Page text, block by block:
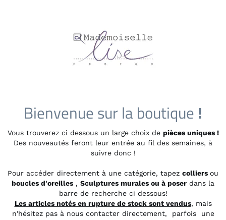
Bienvenue sur la boutique !
Vous trouverez ci dessous un large choix de pièces uniques !
Des nouveautés feront leur entrée au fil des semaines, à
suivre donc !
Pour accéder directement à une catégorie, tapez colliers ou
boucles d'oreilles , Sculptures murales ou à poser dans la
barre de recherche ci dessous!
Les articles notés en rupture de stock sont vendus, mais
n'hésitez pas à nous contacter directement, parfois une